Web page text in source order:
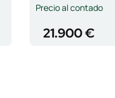
Precio al contado
21.900 €